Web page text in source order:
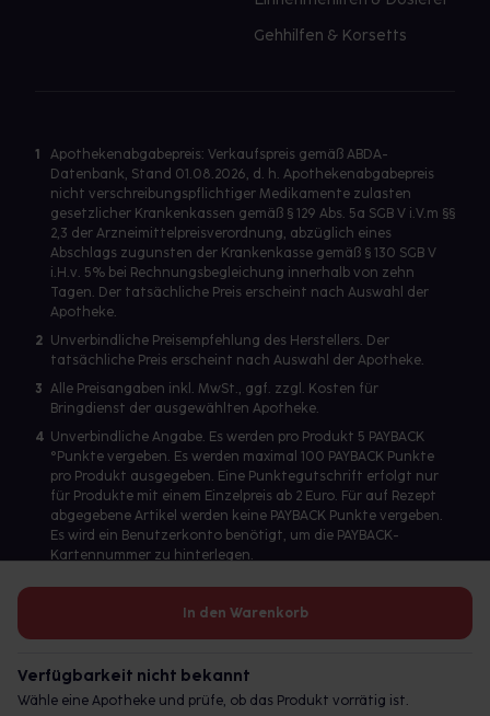
In den Warenkorb
Verfügbarkeit nicht bekannt
Wähle eine Apotheke und prüfe, ob das Produkt vorrätig ist.
Gehhilfen & Korsetts
1
Apothekenabgabepreis: Verkaufspreis gemäß ABDA-
Datenbank, Stand 01.08.2026, d. h. Apothekenabgabepreis
nicht verschreibungspflichtiger Medikamente zulasten
gesetzlicher Krankenkassen gemäß § 129 Abs. 5a SGB V i.V.m §§
2,3 der Arzneimittelpreisverordnung, abzüglich eines
Abschlags zugunsten der Krankenkasse gemäß § 130 SGB V
i.H.v. 5% bei Rechnungsbegleichung innerhalb von zehn
Tagen. Der tatsächliche Preis erscheint nach Auswahl der
Apotheke.
2 Unverbindliche Preisempfehlung des Herstellers. Der
tatsächliche Preis erscheint nach Auswahl der Apotheke.
3 Alle Preisangaben inkl. MwSt., ggf. zzgl. Kosten für
Bringdienst der ausgewählten Apotheke.
4 Unverbindliche Angabe. Es werden pro Produkt 5 PAYBACK
°Punkte vergeben. Es werden maximal 100 PAYBACK Punkte
pro Produkt ausgegeben. Eine Punktegutschrift erfolgt nur
für Produkte mit einem Einzelpreis ab 2 Euro. Für auf Rezept
abgegebene Artikel werden keine PAYBACK Punkte vergeben.
Es wird ein Benutzerkonto benötigt, um die PAYBACK-
Kartennummer zu hinterlegen.
Betreiber des Portals und verantwortlich: gesund.de GmbH &
© 2026 gesund.de GmbH & Co. KG